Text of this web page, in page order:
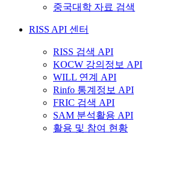
중국대학 자료 검색
RISS API 센터
RISS 검색 API
KOCW 강의정보 API
WILL 연계 API
Rinfo 통계정보 API
FRIC 검색 API
SAM 분석활용 API
활용 및 참여 현황